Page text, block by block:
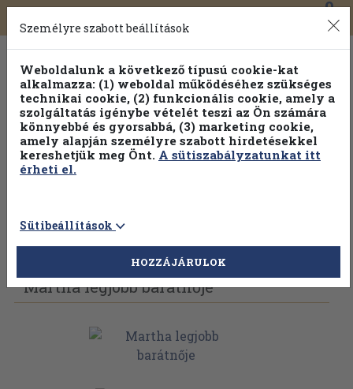
Toggle
navigation
0
Vissza az előző oldalra Válasszon példányt
Martha legjobb barátnője
Személyre szabott beállítások
Weboldalunk a következő típusú cookie-kat
alkalmazza: (1) weboldal működéséhez szükséges
technikai cookie, (2) funkcionális cookie, amely a
szolgáltatás igénybe vételét teszi az Ön számára
könnyebbé és gyorsabbá, (3) marketing cookie,
amely alapján személyre szabott hirdetésekkel
kereshetjük meg Önt. A sütiszabályzatunkat itt
érheti el.
Sütibeállítások
HOZZÁJÁRULOK